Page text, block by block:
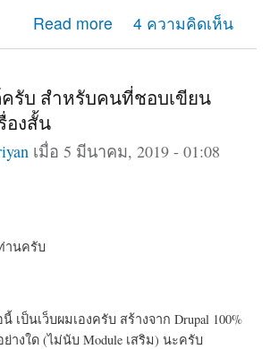
Read more
อความ ไม่ปลอดภัย4 ความคิดเห็น
รับ สำหรับคนที่ชอบเขียน
องสั้น
เมื่อ 5 มีนาคม, 2019 - 01:08
านครับ
เป็นเว็บผมเองครับ สร้างจาก Drupal 100%
างใด (ไม่นับ Module เสริม) นะครับ